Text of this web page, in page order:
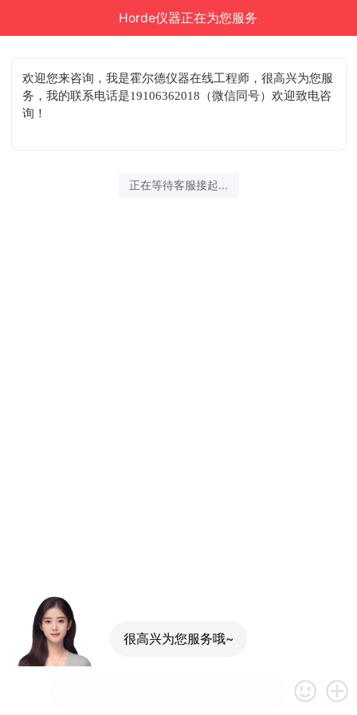
Horde仪器正在为您服务
欢迎您来咨询 ，我是霍尔德仪器在线工程师，很高兴为您服
务，我的联系电话是19106362018（微信同号）欢迎致电咨
询！
正在等待客服接起...
很高兴为您服务哦~